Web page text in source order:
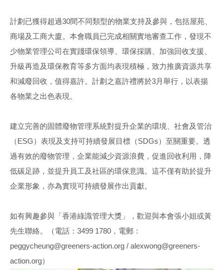
計劃已獲得超過30間不同類型的物業支持及參與，包括屋苑、
商場及工商大廈。本會職員已完成相關實地審查工作，發現不
少物業管理公司在實踐環保領導、環保採購、加強回收支援、
升級再造及環保教育等多方面均表現積極，致力推廣資源共享
和減廢回收，值得嘉許。計劃之嘉許禮將於3月舉行，以表揚
各物業之出色表現。
建立完善的固體廢物管理系統對提升企業的環境、社會及管治
（ESG）表現及支持可持續發展目標（SDGs）至關重要。透
過有效的廢物管理，企業能減少資源浪費，促進回收利用，降
低碳足跡，並提升員工及社區的環保意識。這不僅有助於提升
企業形象，亦為實現可持續發展作出貢獻。
如有興趣參與「香港綠識管理大獎」，歡迎與本會張小姐或黃
先生聯絡。（電話：3499 1780，電郵：
peggycheung@greeners-action.org / alexwong@greeners-
action.org）